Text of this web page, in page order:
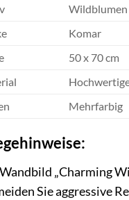
Wildblumen
Komar
50 x 70 cm
Mehrfarbig
„Charming
Sie aggressive